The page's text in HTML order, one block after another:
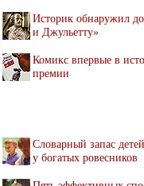
Историк обнаружил
и Джульетту»
Комикс впервые в
премии
Словарный запас
у богатых ровесников